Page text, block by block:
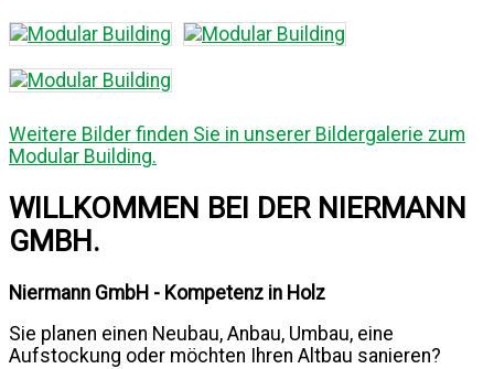
Weitere Bilder finden Sie in unserer Bildergalerie zum
Modular Building.
WILLKOMMEN BEI DER NIERMANN
GMBH.
Niermann GmbH - Kompetenz in Holz
Sie planen einen Neubau, Anbau, Umbau, eine
Aufstockung oder möchten Ihren Altbau sanieren?